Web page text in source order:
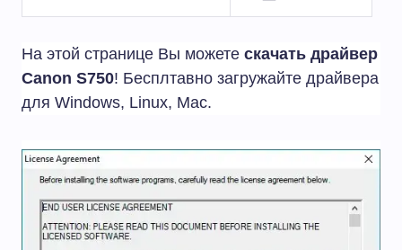
На этой странице Вы можете скачать драйвер
Canon S750! Бесплтавно загружайте драйвера
для Windows, Linux, Mac.